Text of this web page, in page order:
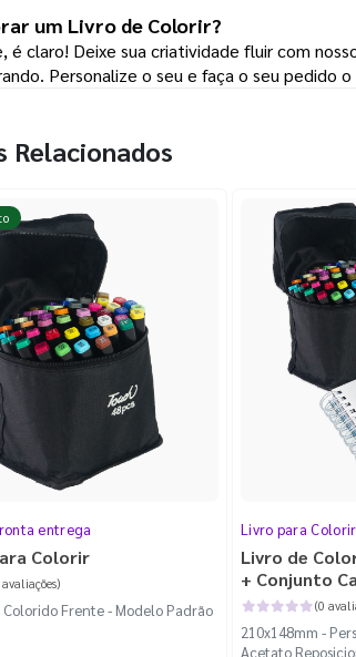
um Livro de Colorir?
é claro! Deixe sua criatividade fluir com
Personalize o seu e faça o seu pedido
Relacionados
entrega
Colorir
Colorido Frente - Modelo Padrão
Livro para Colorir
Livro de
+ Conjunto
Ponta Dupla
(0
210x148mm -
Acetato